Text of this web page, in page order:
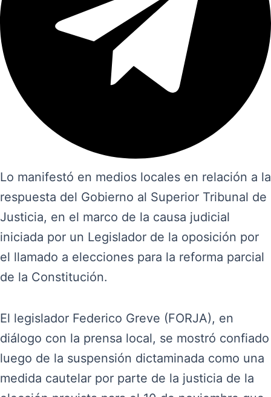
Lo manifestó en medios locales en relación a la
respuesta del Gobierno al Superior Tribunal de
Justicia, en el marco de la causa judicial
iniciada por un Legislador de la oposición por
el llamado a elecciones para la reforma parcial
de la Constitución.
El legislador Federico Greve (FORJA), en
diálogo con la prensa local, se mostró confiado
luego de la suspensión dictaminada como una
medida cautelar por parte de la justicia de la